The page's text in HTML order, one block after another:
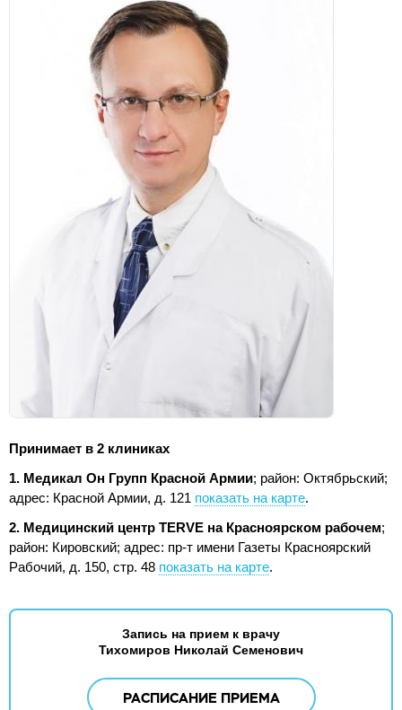
Принимает в 2 клиниках
1. Медикал Он Групп Красной Армии; район: Октябрьский;
адрес: Красной Армии, д. 121 показать на карте.
2. Медицинский центр TERVE на Красноярском рабочем;
район: Кировский; адрес: пр-т имени Газеты Красноярский
Рабочий, д. 150, стр. 48 показать на карте.
Запись на прием к врачу
Тихомиров Николай Семенович
РАСПИСАНИЕ ПРИЕМА